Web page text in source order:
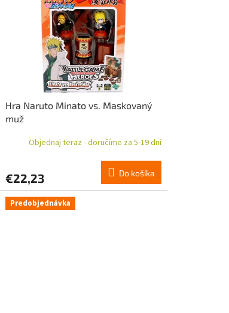
Hra Naruto Minato vs. Maskovaný
muž
Objednaj teraz - doručíme za 5-19 dní
€22,23 Do košíka
Predobjednávka